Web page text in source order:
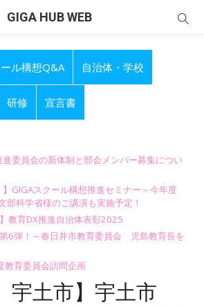
GIGA HUB WEB
ル構想Q&A 自治体・学校
研修 宣言書
進委員会の新体制と部会メンバー募集につい
】GIGAスクール構想推進セミナー～今年度
部科学省様のご講演も実施予定！
教育DX推進自治体表彰2025
6弾！～春日井市教育委員会 児島教育長を
教育委員会訪問企画
宇土市】宇土市